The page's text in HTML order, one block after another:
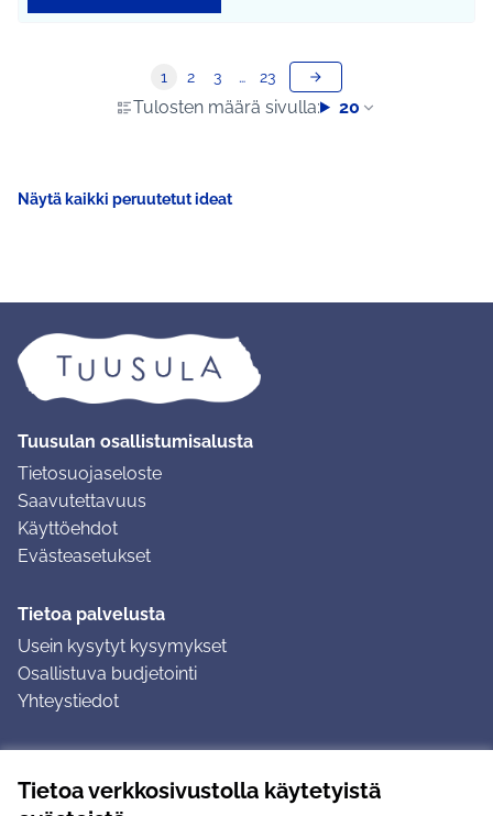
Tietoa verkkosivustolla käytetyistä
Tulosten määrä sivulla: 20
1 2 3 … 23
Näytä kaikki peruutetut ideat
Tuusulan osallistumisalusta
Tietosuojaseloste
Saavutettavuus
Käyttöehdot
Evästeasetukset
Tietoa palvelusta
Usein kysytyt kysymykset
Osallistuva budjetointi
Yhteystiedot
Ohjeet kirjautumiseen